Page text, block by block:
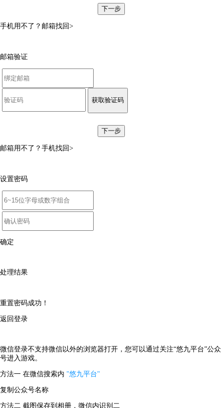
下一步
手机用不了？ 邮箱找回>
邮箱验证
获取验证码
下一步
邮箱用不了？ 手机找回>
设置密码
确定
处理结果
重置密码成功！
返回登录
微信登录不支持微信以外的浏览器打开，您可以通过关注“悠九平台”公众
号进入游戏。
方法一 在微信搜索内 "悠九平台"
复制公众号名称
方法二 截图保存到相册，微信内识别二